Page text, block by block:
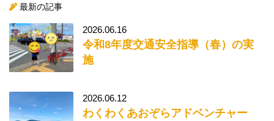
最新の記事
2026.06.16
令和8年度交通安全指導（春）の実
施
2026.06.12
わくわくあおぞらアドベンチャー